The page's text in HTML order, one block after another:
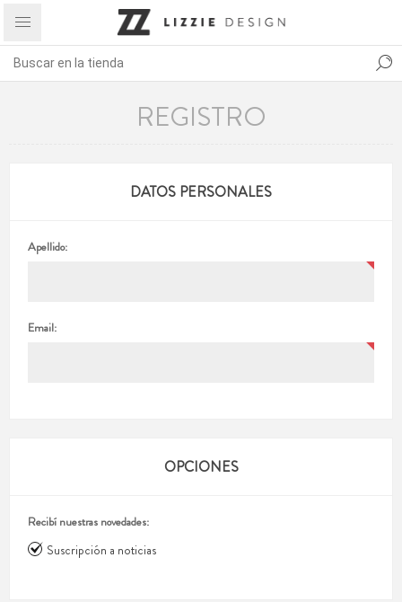
REGISTRO
DATOS PERSONALES
Apellido:
Email:
OPCIONES
Recibí nuestras novedades:
Suscripción a noticias